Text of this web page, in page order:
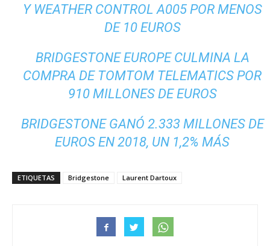
Y WEATHER CONTROL A005 POR MENOS
DE 10 EUROS
BRIDGESTONE EUROPE CULMINA LA
COMPRA DE TOMTOM TELEMATICS POR
910 MILLONES DE EUROS
BRIDGESTONE GANÓ 2.333 MILLONES DE
EUROS EN 2018, UN 1,2% MÁS
ETIQUETAS Bridgestone Laurent Dartoux